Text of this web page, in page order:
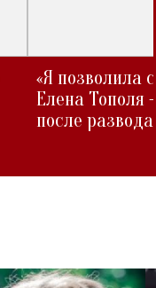
«Я позволила
Елена Тополя
после развода